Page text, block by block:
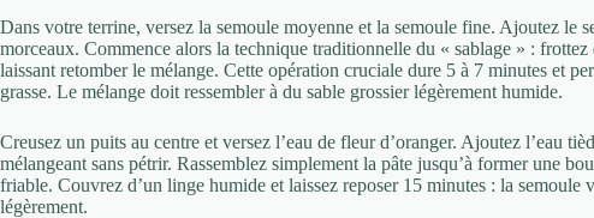
Dans votre terrine, versez la semoule moyenne et la semoule fine. Ajoutez le
morceaux. Commence alors la technique traditionnelle du « sablage » :
laissant retomber le mélange. Cette opération cruciale dure 5 à 7 minutes et
grasse. Le mélange doit ressembler à du sable grossier légèrement humide.
Creusez un puits au centre et versez l’eau de fleur d’oranger. Ajoutez l’eau
mélangeant sans pétrir. Rassemblez simplement la pâte jusqu’à former une
friable. Couvrez d’un linge humide et laissez reposer 15 minutes : la semoule
légèrement.